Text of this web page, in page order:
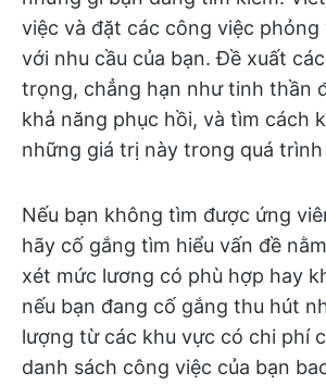
việc và đặt các công việc phỏng
với nhu cầu của bạn. Đề xuất
trọng, chẳng hạn như tinh thần
khả năng phục hồi, và tìm cách
những giá trị này trong quá
Nếu bạn không tìm được ứng
hãy cố gắng tìm hiểu vấn đề
xét mức lương có phù hợp hay
nếu bạn đang cố gắng thu hút
lượng từ các khu vực có chi phí
danh sách công việc của bạn